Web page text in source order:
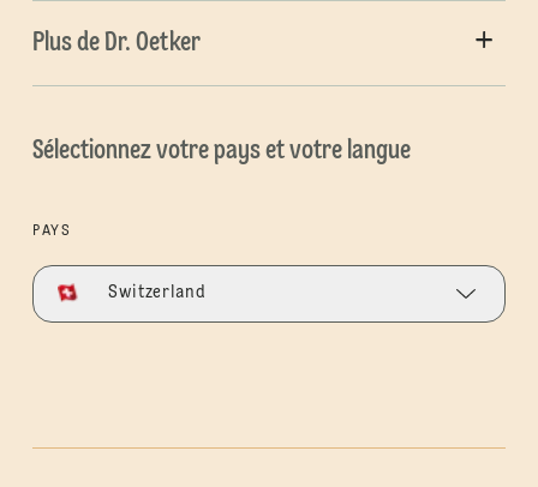
Plus de Dr. Oetker
Sélectionnez votre pays et votre langue
PAYS
Switzerland